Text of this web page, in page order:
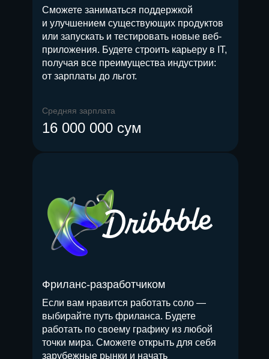
Фриланс-разработчиком
Сможете заниматься поддержкой
и улучшением существующих продуктов
или запускать и тестировать новые веб-
приложения. Будете строить карьеру в IT,
получая все преимущества индустрии:
от зарплаты до льгот.
Если вам нравится работать соло —
выбирайте путь фриланса. Будете
работать по своему графику из любой
точки мира. Сможете открыть для себя
зарубежные рынки и начать
Средняя зарплата
16 000 000 сум